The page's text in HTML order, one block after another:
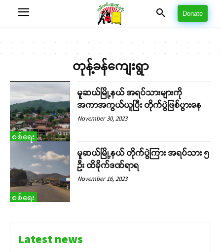
Donate
တုန့်ခန်ကျေးရွာ
စစ်ရေး
မူဆယ်မြို့နယ် အရပ်သားများကို
အကာအကွယ်ယူပြီး တိုက်ပွဲဖြစ်ပွားနေ
November 30, 2023
စစ်ရေး
မူဆယ်မြို့နယ် တိုက်ပွဲကြား အရပ်သား ၅
ဦး ထိခိုက်ဒဏ်ရာရ
November 16, 2023
Latest news